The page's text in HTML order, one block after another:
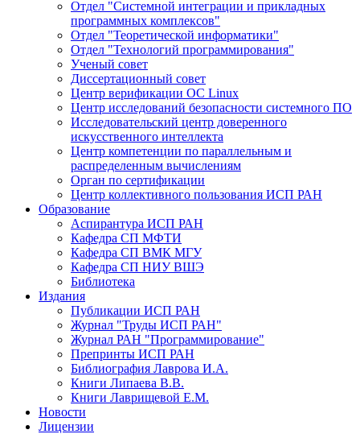
Отдел "Системной интеграции и прикладных
программных комплексов"
Отдел "Теоретической информатики"
Отдел "Технологий программирования"
Ученый совет
Диссертационный совет
Центр верификации ОС Linux
Центр исследований безопасности системного ПО
Исследовательский центр доверенного
искусственного интеллекта
Центр компетенции по параллельным и
распределенным вычислениям
Орган по сертификации
Центр коллективного пользования ИСП РАН
Образование
Аспирантура ИСП РАН
Кафедра СП МФТИ
Кафедра СП ВМК МГУ
Кафедра СП НИУ ВШЭ
Библиотека
Издания
Публикации ИСП РАН
Журнал "Труды ИСП РАН"
Журнал РАН "Программирование"
Препринты ИСП РАН
Библиография Лаврова И.А.
Книги Липаева В.В.
Книги Лаврищевой Е.М.
Новости
Лицензии